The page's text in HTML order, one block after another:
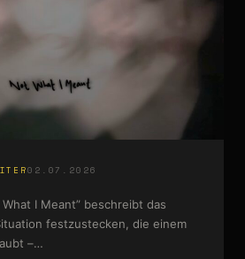
02.07.2026
I Meant” beschreibt das
festzustecken, die einem
–…